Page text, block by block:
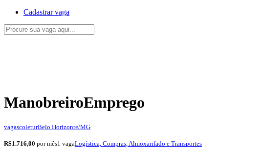
Cadastrar vaga
ManobreiroEmprego
vagascoleturBelo Horizonte/MG
R$1.716,00 por mês1 vagaLogística, Compras, Almoxarifado e Transportes